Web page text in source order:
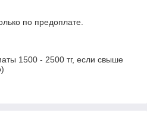
по предоплате.
1500 - 2500 тг, если свыше